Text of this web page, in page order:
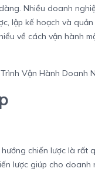
Nhiều doanh
lập kế hoạch và
về cách vận hành
Vận Hành Doanh
chiến lược là
lược giúp cho doanh